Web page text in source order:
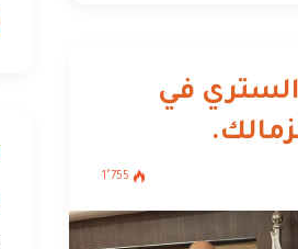
الستري في
1٬755